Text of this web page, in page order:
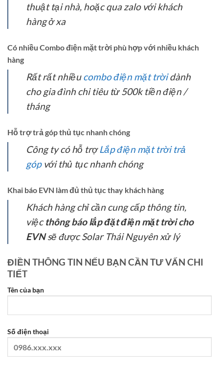
thuật tại nhà, hoặc qua zalo với khách
hàng ở xa
Có nhiều Combo điện mặt trời phù hợp với nhiều khách
hàng
Rất rất nhiềucombo điện mặt trờidành
cho gia đình chi tiêu từ 500k tiền điện /
tháng
Hỗ trợ trả góp thủ tục nhanh chóng
Công ty có hỗ trợLắp điện mặt trời trả
gópvới thủ tục nhanh chóng
Khai báo EVN làm đủ thủ tục thay khách hàng
Khách hàng chỉ cần cung cấp thông tin,
việcthông báo lắp đặt điện mặt trời cho
EVNsẽ được Solar Thái Nguyên xử lý
ĐIỀN THÔNG TIN NẾU BẠN CẦN TƯ VẤN CHI
TIẾT
Tên của bạn
Số điện thoại